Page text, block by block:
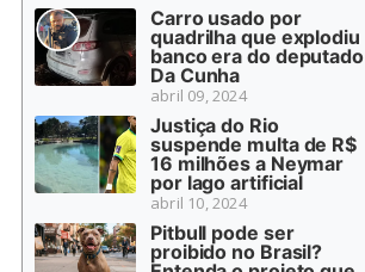
Carro usado por
quadrilha que explodiu
banco era do deputado
Da Cunha
abril 09, 2024
Justiça do Rio
suspende multa de R$
16 milhões a Neymar
por lago artificial
abril 10, 2024
Pitbull pode ser
proibido no Brasil?